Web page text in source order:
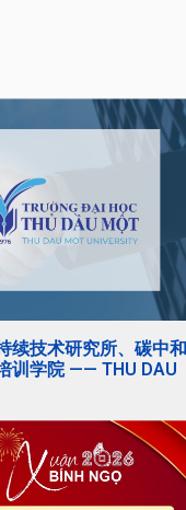
续技术研究所、碳中和
训学院 —— THU DAU